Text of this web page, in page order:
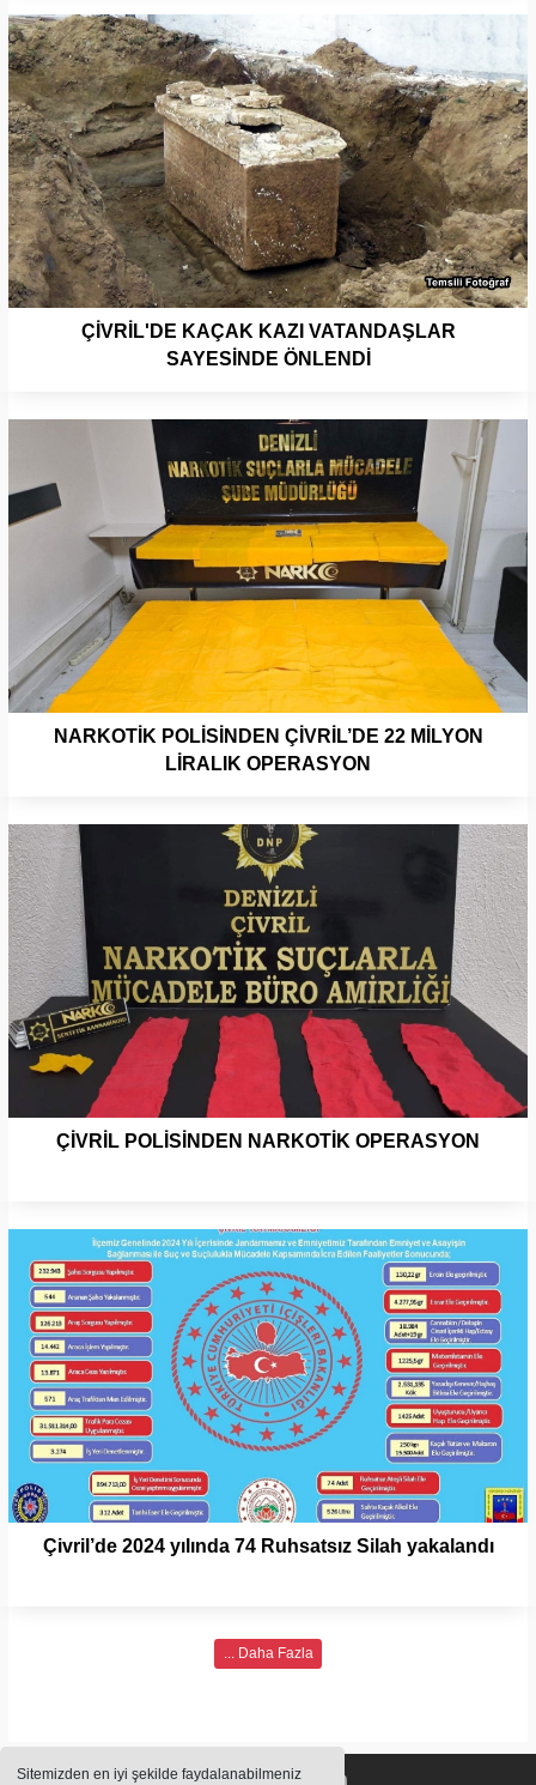
Sitemizden en iyi şekilde faydalanabilmeniz
ÇİVRİL'DE KAÇAK KAZI VATANDAŞLAR
SAYESİNDE ÖNLENDİ
NARKOTİK POLİSİNDEN ÇİVRİL’DE 22 MİLYON
LİRALIK OPERASYON
ÇİVRİL POLİSİNDEN NARKOTİK OPERASYON
Çivril’de 2024 yılında 74 Ruhsatsız Silah yakalandı
... Daha Fazla